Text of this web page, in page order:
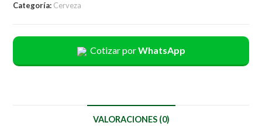
Categoría: Cerveza
Cotizar porWhatsApp
VALORACIONES (0)